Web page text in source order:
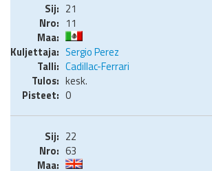
21
11
Sergio Perez
Cadillac-Ferrari
kesk.
0
22
63